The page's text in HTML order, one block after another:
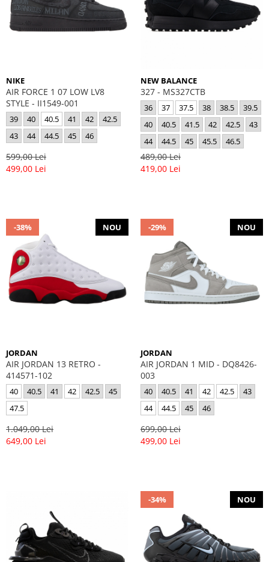
NIKE
AIR FORCE 1 07 LOW LV8
STYLE - II1549-001
39 40 40.5 41 42
42.5
43
44 44.5 45 46
599,00 Lei
499,00 Lei
NEW BALANCE
327 - MS327CTB
36 37 37.5 38 38.5
39.5
40
40.5 41.5 42 42.5
43
44
44.5 45 45.5 46.5
489,00 Lei
419,00 Lei
-38% NOU
JORDAN
AIR JORDAN 13 RETRO -
414571-102
40 40.5 41 42 42.5
45
47.5
1.049,00 Lei
649,00 Lei
-29% NOU
JORDAN
AIR JORDAN 1 MID - DQ8426-
003
40 40.5 41 42 42.5
43
44
44.5 45 46
699,00 Lei
499,00 Lei
-34% NOU